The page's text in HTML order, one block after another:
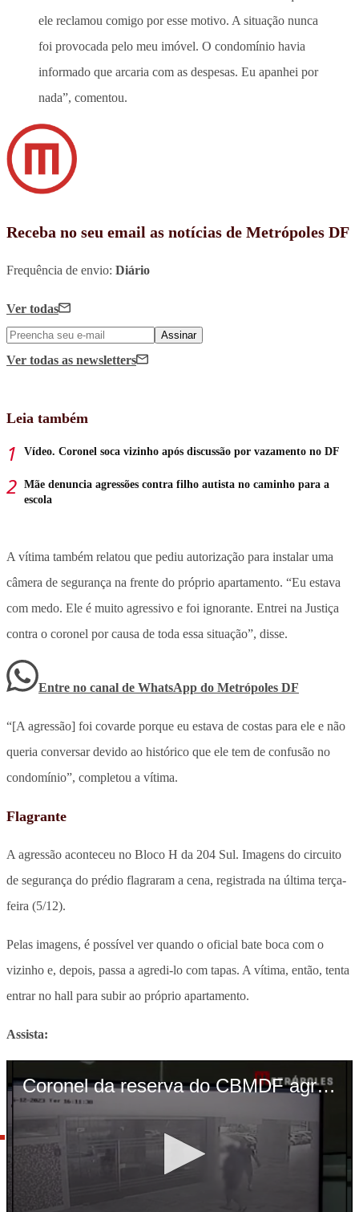
ele reclamou comigo por esse motivo. A situação nunca
foi provocada pelo meu imóvel. O condomínio havia
informado que arcaria com as despesas. Eu apanhei por
nada”, comentou.
Receba no seu email as notícias de Metrópoles DF
Frequência de envio: Diário
Ver todas
Assinar
Ver todas as newsletters
Leia também
Vídeo. Coronel soca vizinho após discussão por vazamento no DF
Mãe denuncia agressões contra filho autista no caminho para a
escola
A vítima também relatou que pediu autorização para instalar uma
câmera de segurança na frente do próprio apartamento. “Eu estava
com medo. Ele é muito agressivo e foi ignorante. Entrei na Justiça
contra o coronel por causa de toda essa situação”, disse.
Entre no canal de WhatsApp do Metrópoles DF
“[A agressão] foi covarde porque eu estava de costas para ele e não
queria conversar devido ao histórico que ele tem de confusão no
condomínio”, completou a vítima.
Flagrante
A agressão aconteceu no Bloco H da 204 Sul. Imagens do circuito
de segurança do prédio flagraram a cena, registrada na última terça-
feira (5/12).
Pelas imagens, é possível ver quando o oficial bate boca com o
vizinho e, depois, passa a agredi-lo com tapas. A vítima, então, tenta
entrar no hall para subir ao próprio apartamento.
Assista: